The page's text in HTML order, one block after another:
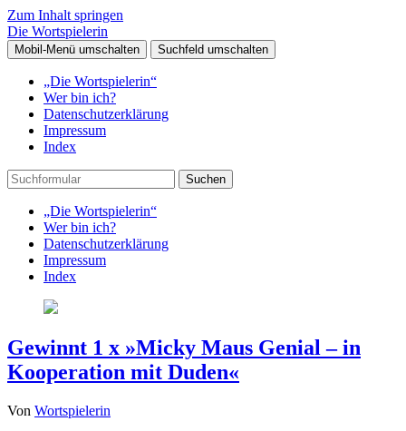
Zum Inhalt springen
Die Wortspielerin
Mobil-Menü umschalten Suchfeld umschalten
„Die Wortspielerin“
Wer bin ich?
Datenschutzerklärung
Impressum
Index
Suchen
„Die Wortspielerin“
Wer bin ich?
Datenschutzerklärung
Impressum
Index
Gewinnt 1 x »Micky Maus Genial – in
Kooperation mit Duden«
Von Wortspielerin